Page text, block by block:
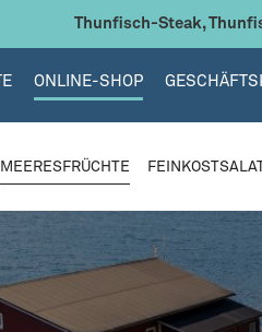
Thunfisch-Steak,
ONLINE-SHOP
MEERESFRÜCHTE